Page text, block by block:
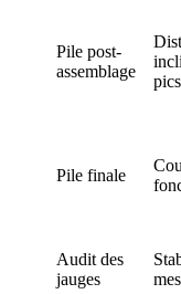
Pile post-
assemblage
Pile finale
Audit des
jauges